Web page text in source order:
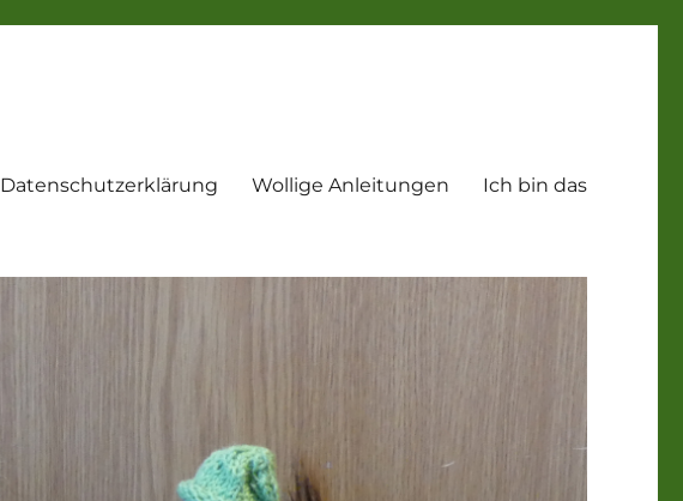
Datenschutzerklärung Wollige Anleitungen Ich bin das